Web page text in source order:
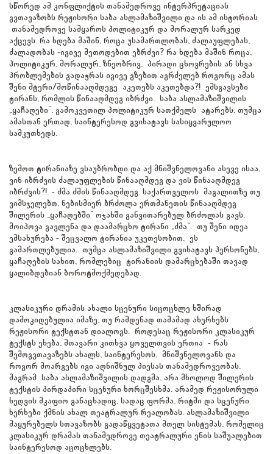
სწორედ ამ კონფლიქტის თანამედროვე ინტერპრეტაციას
გვთავაზობს რეჟისორი საბა ასლამაზიშვილი და ის ამ ისტორიას
თანამედროვე სამყაროს პოლიტიკურ და მორალურ სარკედ
აქცევს. რა ხდება მაშინ, როცა უსამართლობას, ძალაუფლებას,
ძალადობას -იგივე მეთოდებით ებრძვი? რა ხდება მაშინ როცა,
პოლიტიკურ, მორალურ, ზნეობრივ, პირადი ცხოვრების ან სხვა
პრობლემების გადაჭრას იგივე გზებით აგრძელებ როგორც ამას
შენი მტერი/მოწინააღმდეგე აკეთებს აკეთებდა?! ემსგავსები
ტირანს, რომლის წინააღმდეგ იბრძვი. საბა ასლამაზიშვილის
„ყაჩაღები“, გამოკვეთილ პოლიტიკურ სათქმელს ატარებს, თუმცა
ამასთან ერთად, საინტერესოდ გვიხატავს სასიყვარულოო
სამკუთხედს.
ზემოთ ტირანიაზე ვსაუბრობდი და აქ მნიშვნელოვანი ასევე ისაა,
ვინ იბრძვის ძალაუფლების წინააღმდეგ და ვის წინააღმდეგ
იბრძვის?! - ძმა ძმის წინააღმდეგ. საქართველოს მაგალითზე თუ
ვიმსჯელებთ, ნებისმიერ ბრძოლა ერთმანეთის წინააღმდეგ
შილერის „ყაჩაღებში“ ოჯახში განვითარებულ ბრძოლას გავს.
მოიპოვა გავლენა და დაამარცხო ტირანი „ძმა“. თუ შენი იდეა
ემსახურება - შეცვალო ტირანია უკეთესობით, ეს
გამართლებულია, თუმცა ასლამაზიშვილი გვიხატავს პერსონებს,
ყაჩაღების სახით, რომლებიც ტირანიის დამარცხებაში თავად
ყალიბდებიან ბოროტმოქმედებად.
კლასიკური დრამის ახალი სცენური სიცოცხლე ხშირად
დამოკიდებულია იმაზე, თუ რამდენად თამამად ახერხებს
რეჟისორი ტექსტთან დიალოგს. როდესაც რეჟისორი კლასიკურ
ტექსტს ეხება, მთავარი კითხვა ყოველთვის ერთია - რას
შემოგვთავაზებს ახალს, საინტერესოს, მნიშვნელოვანს და
როგორ მოარგებს იგი აღნიშნულ პიესას თანამედროვეობას,
მაგრამ საბა ასლამაზიშვილის დადგმა, არა მხოლოდ შილერის
ტექსტის პირდაპირი სცენური ხორცშესხმა, არამედ რეჟისორული
ხედვის მკაფიო განაცხადიც, სადაც ფორმა, რიტმი და სცენური
ხერხები ქმნის ახალ თეატრალურ რეალობას. ასლამაზიშვილი
მაყურებელს სთავაზობს გადაწყვეტათა მთელ სისტემას, რომელიც
კლასიკურ დრამას თანამედროვე თეატრალური ენის საშუალებით
საინტერესოდ აცოცხლებს.